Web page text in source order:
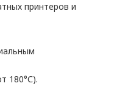
принтеров и
180°С).